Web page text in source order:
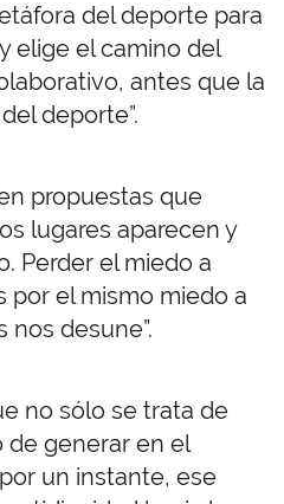
del deporte para
elige el camino del
antes que la
deporte”.
propuestas que
lugares aparecen y
Perder el miedo a
el mismo miedo a
nos desune”.
no sólo se trata de
de generar en el
un instante, ese